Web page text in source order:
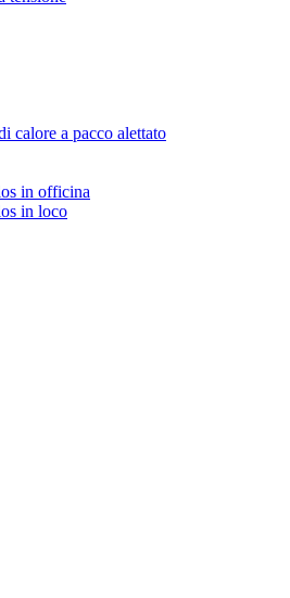
calore a pacco alettato
in officina
in loco